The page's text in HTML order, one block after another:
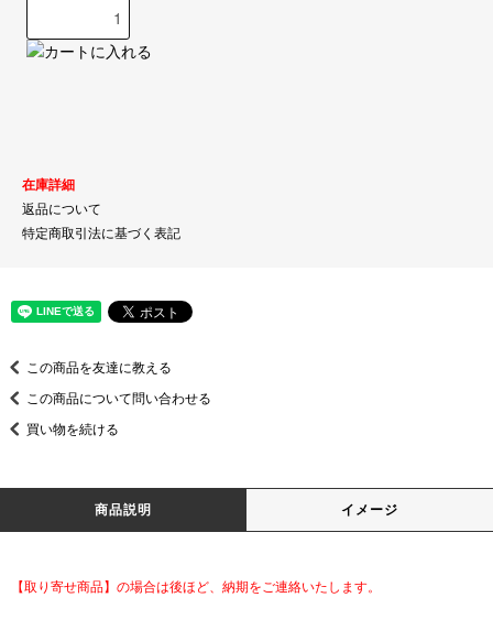
在庫詳細
返品について
特定商取引法に基づく表記
この商品を友達に教える
この商品について問い合わせる
買い物を続ける
商品説明 イメージ
【取り寄せ商品】の場合は後ほど、納期をご連絡いたします。